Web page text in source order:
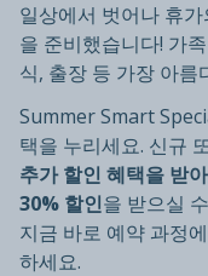
일상에서 벗어나 휴
을 준비했습니다! 가
식, 출장 등 가장 아름
Summer Smart
택을 누리세요. 신규
추가 할인 혜택을 받
30% 할인을 받으실
지금 바로 예약 과정
하세요.